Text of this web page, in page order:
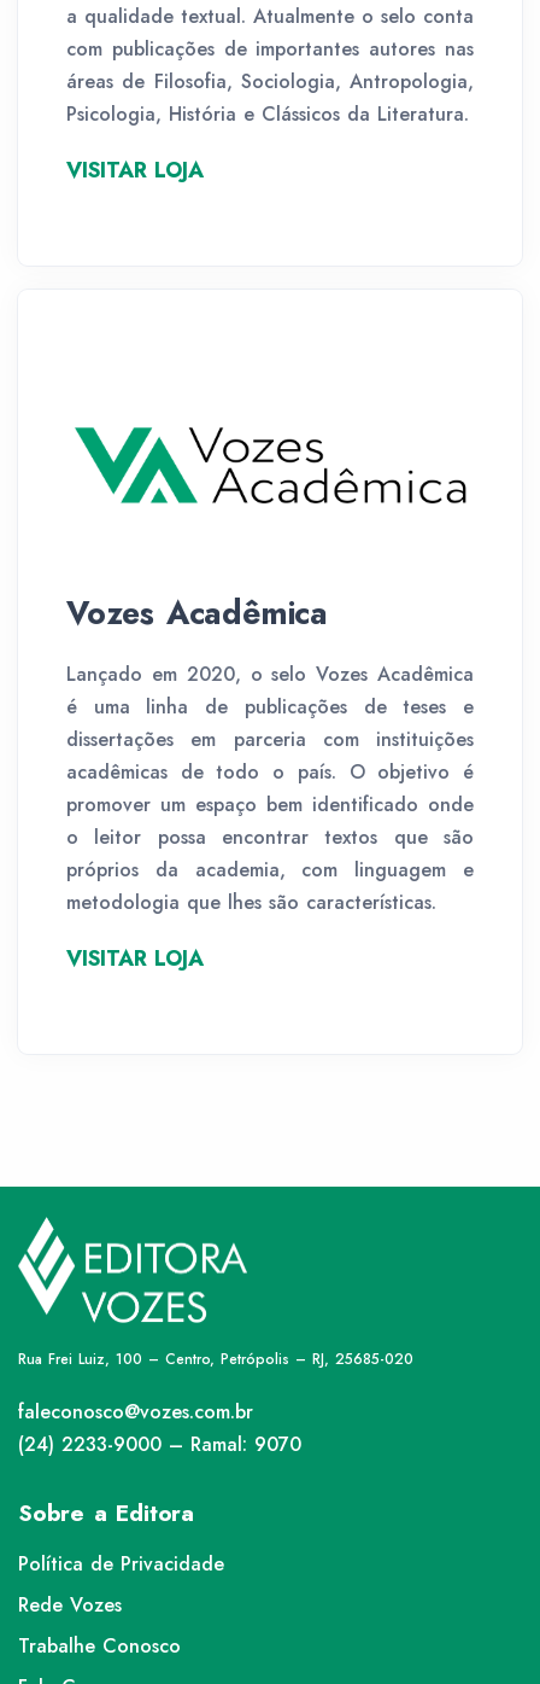
a qualidade textual. Atualmente o selo conta
com publicações de importantes autores nas
áreas de Filosofia, Sociologia, Antropologia,
Psicologia, História e Clássicos da Literatura.
VISITAR LOJA
Vozes Acadêmica
Lançado em 2020, o selo Vozes Acadêmica
é uma linha de publicações de teses e
dissertações em parceria com instituições
acadêmicas de todo o país. O objetivo é
promover um espaço bem identificado onde
o leitor possa encontrar textos que são
próprios da academia, com linguagem e
metodologia que lhes são características.
VISITAR LOJA
Rua Frei Luiz, 100 – Centro, Petrópolis – RJ, 25685-020
faleconosco@vozes.com.br
(24) 2233-9000 – Ramal: 9070
Sobre a Editora
Política de Privacidade
Rede Vozes
Trabalhe Conosco